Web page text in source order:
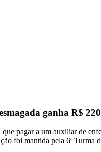
ganha R$
pagar a um auxiliar de
foi mantida pela 6ª